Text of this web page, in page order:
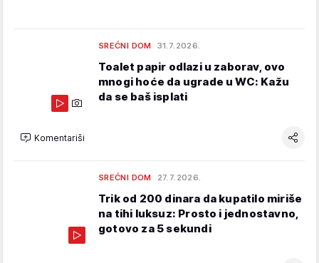
SREĆNI DOM 31.7.2026.
Toalet papir odlazi u zaborav, ovo
mnogi hoće da ugrade u WC: Kažu
da se baš isplati
Komentariši
SREĆNI DOM 27.7.2026.
Trik od 200 dinara da kupatilo miriše
na tihi luksuz: Prosto i jednostavno,
gotovo za 5 sekundi